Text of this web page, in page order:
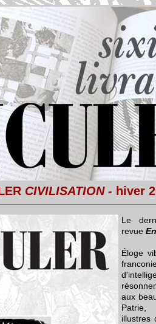
CIVILISATION - hiver
Le
revue
Éloge
aux
illustres